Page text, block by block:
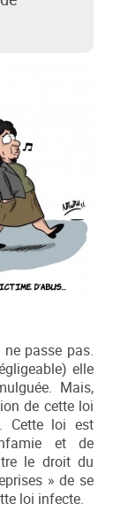
passe pas.
elle
Mais,
de cette loi
Cette loi est
et de
le droit du
» de se
loi infecte.